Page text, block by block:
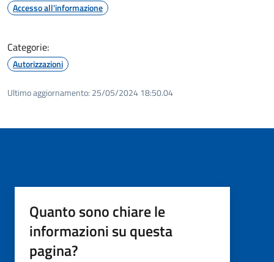
Accesso all'informazione
Categorie:
Autorizzazioni
Ultimo aggiornamento: 25/05/2024 18:50.04
Quanto sono chiare le
informazioni su questa
pagina?